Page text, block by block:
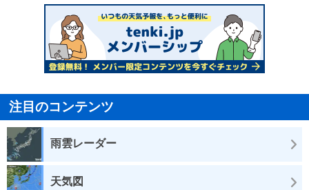
注目のコンテンツ
雨雲レーダー
天気図